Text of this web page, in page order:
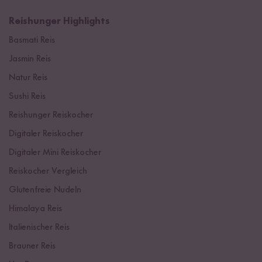
Reishunger Highlights
Basmati Reis
Jasmin Reis
Natur Reis
Sushi Reis
Reishunger Reiskocher
Digitaler Reiskocher
Digitaler Mini Reiskocher
Reiskocher Vergleich
Glutenfreie Nudeln
Himalaya Reis
Italienischer Reis
Brauner Reis